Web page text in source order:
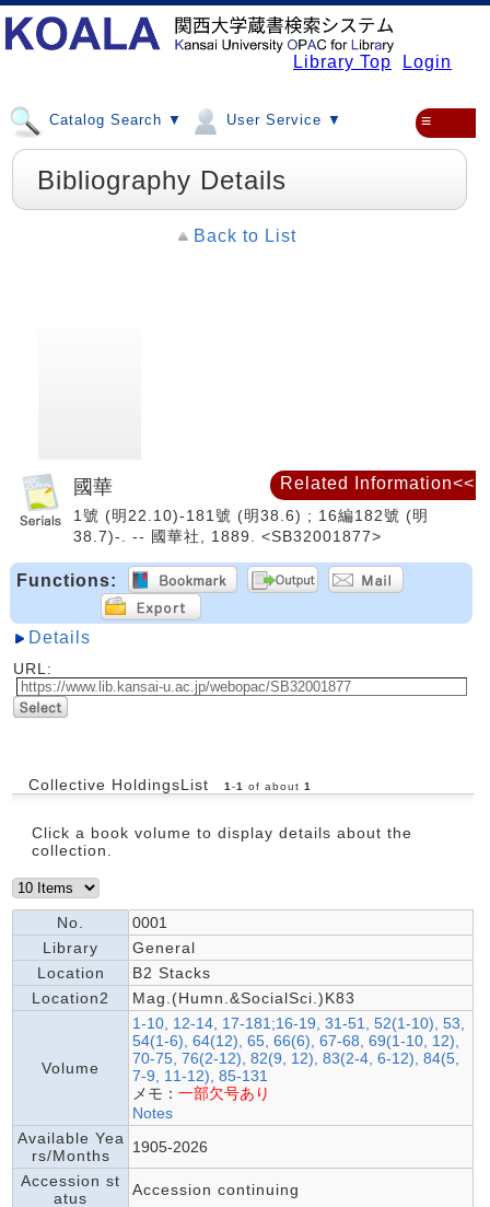
Library Top Login
Catalog Search ▼ User Service ▼ ≡
Bibliography Details
Back to List
國華
1號 (明22.10)-181號 (明38.6) ; 16編182號 (明
38.7)-. -- 國華社, 1889. <SB32001877>
Functions:
Details
URL:
Collective HoldingsList 1 -1 of about 1
Click a book volume to display details about the
collection.
No.
0001
Library
General
Location
B2 Stacks
Location2
Mag.(Humn.&SocialSci.)K83
Volume
1-10, 12-14, 17-181;16-19, 31-51, 52(1-10), 53,
54(1-6), 64(12), 65, 66(6), 67-68, 69(1-10, 12),
70-75, 76(2-12), 82(9, 12), 83(2-4, 6-12), 84(5,
7-9, 11-12), 85-131
メモ： 一部欠号あり
Notes
Available Yea
rs/Months
1905-2026
Accession st
atus
Accession continuing
Related Information<<